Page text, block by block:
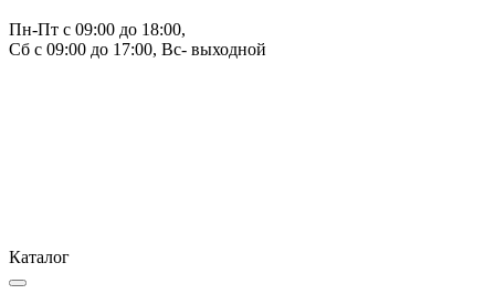
Пн-Пт с 09:00 до 18:00,
Сб с 09:00 до 17:00, Вс- выходной
Каталог